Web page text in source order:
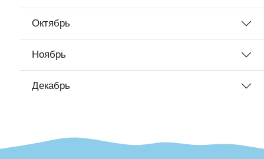
Октябрь
Ноябрь
Декабрь